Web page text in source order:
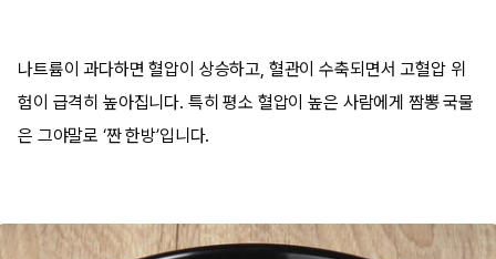
나트륨이 과다하면 혈압이 상승하고, 혈관이 수축되면서 고혈압 위
험이 급격히 높아집니다. 특히 평소 혈압이 높은 사람에게 짬뽕 국물
은 그야말로 ‘짠 한방’입니다.